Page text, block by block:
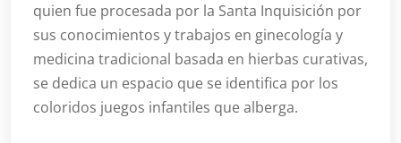
quien fue procesada por la Santa Inquisición por
sus conocimientos y trabajos en ginecología y
medicina tradicional basada en hierbas curativas,
se dedica un espacio que se identifica por los
coloridos juegos infantiles que alberga.